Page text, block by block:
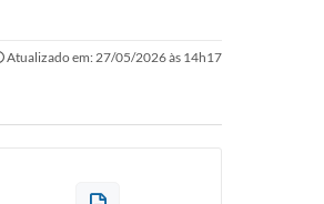
Atualizado em: 27/05/2026 às 14h17